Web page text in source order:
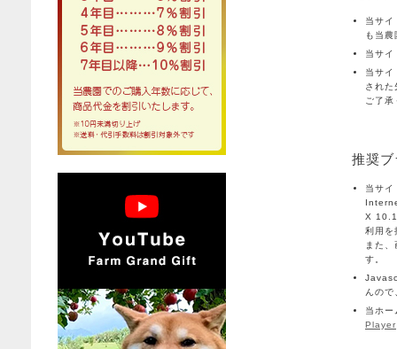
当サイ
も当
当サイ
当サイ
された
ご了
推奨
当サ
X 10.1
利用を
また
す。
んので
当ホー
Player